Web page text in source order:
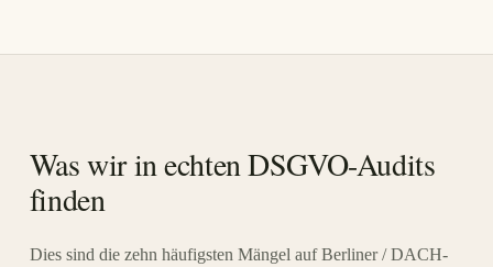
Was wir in echten DSGVO-Audits
finden
Dies sind die zehn häufigsten Mängel auf Berliner / DACH-